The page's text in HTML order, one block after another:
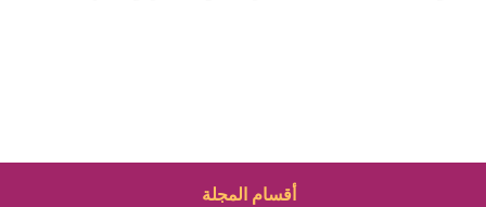
أقسام المجلة